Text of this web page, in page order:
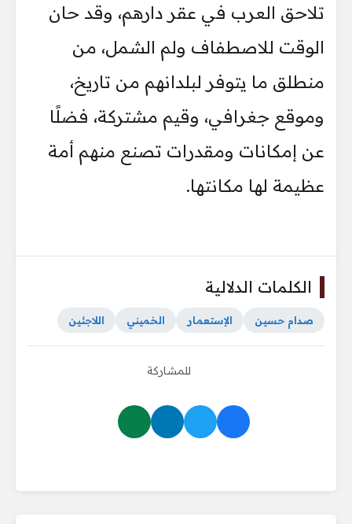
تلاحق العرب في عقر دارهم، وقد حان
الوقت للاصطفاف ولم الشمل، من
منطلق ما يتوفر لبلدانهم من تاريخ،
وموقع جغرافي، وقيم مشتركة، فضلًا
عن إمكانات ومقدرات تصنع منهم أمة
عظيمة لها مكانتها.
الكلمات الدلالية
صدام حسين الإستعمار الخميني اللاجئين
للمشاركة